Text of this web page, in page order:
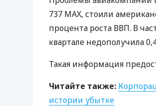
737 MAX, стоили
процента роста ВВП. В
квартале недополучила
Такая информация
Читайте также:
истории убытке